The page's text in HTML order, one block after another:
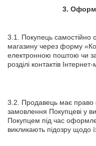
3.
3.1. Покупець
магазину через форму
електронною поштою чи
розділі контактів
3.2. Продавець має право
замовлення Покупцеві у
Покупцем під час
викликають підозру щодо